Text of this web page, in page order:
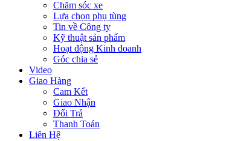
Chăm sóc xe
Lựa chọn phụ tùng
Tin về Công ty
Kỹ thuật sản phẩm
Hoạt động Kinh doanh
Góc chia sẻ
Video
Giao Hàng
Cam Kết
Giao Nhận
Đổi Trả
Thanh Toán
Liên Hệ